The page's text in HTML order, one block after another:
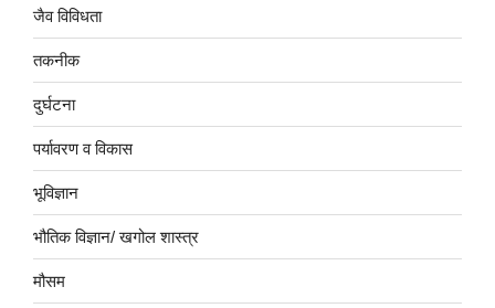
जैव विविधता
तकनीक
दुर्घटना
पर्यावरण व विकास
भूविज्ञान
भौतिक विज्ञान/ खगोल शास्त्र
मौसम